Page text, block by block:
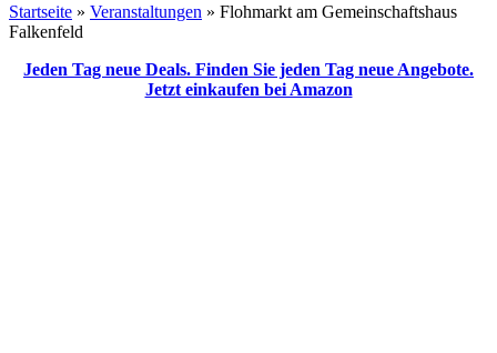
Startseite » Veranstaltungen » Flohmarkt am Gemeinschaftshaus
Falkenfeld
Jeden Tag neue Deals. Finden Sie jeden Tag neue Angebote.
Jetzt einkaufen bei Amazon